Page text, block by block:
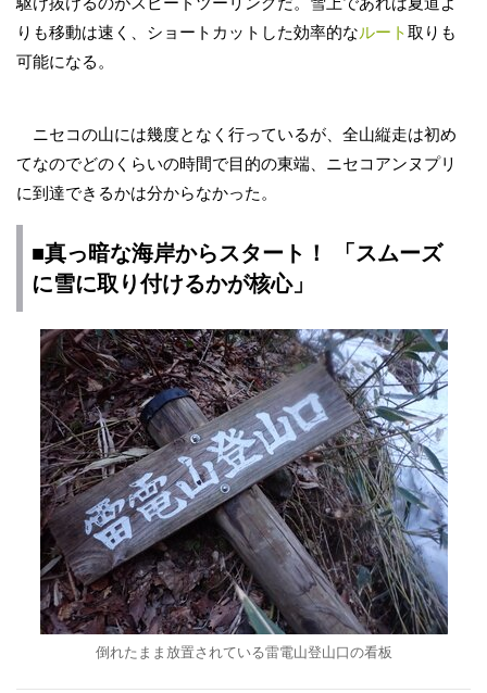
りも移動は速く、ショートカットした効率的なルート取りも
可能になる。
ニセコの山には幾度となく行っているが、全山縦走は初め
てなのでどのくらいの時間で目的の東端、ニセコアンヌプリ
に到達できるかは分からなかった。
■真っ暗な海岸からスタート！ 「スムーズ
に雪に取り付けるかが核心」
倒れたまま放置されている雷電山登山口の看板